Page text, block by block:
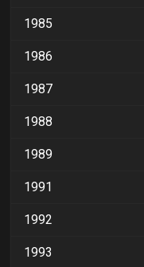
1985
1986
1987
1988
1989
1991
1992
1993